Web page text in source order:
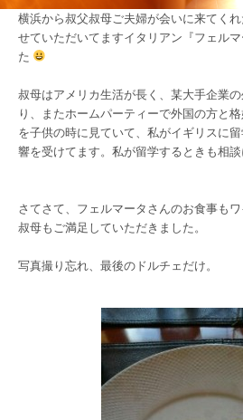
横浜から叔父叔母ご夫婦が会いに来てく
せていただいてますイタリアン『フェル
た
叔母はアメリカ生活が長く、某大手企業
り、またホームパーティーで外国の方と
を子供の時に見ていて、私がイギリスに
響を受けてます。私が留学するときも相談
さてさて、フェルマータさんのお食事も
叔母もご満足していただきました。
写真撮り忘れ、最後のドルチェだけ。